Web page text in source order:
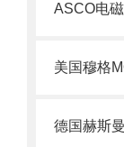
ASCO电
美国穆格